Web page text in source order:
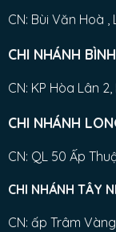
CN: Bùi Văn Hoà
CHI NHÁNH
CN: KP Hòa Lân
CHI NHÁNH
CN: QL 50 Ấp
CHI NHÁNH TÂY
CN: ấp Trâm